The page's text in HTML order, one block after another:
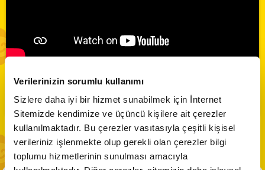
Verilerinizin sorumlu kullanımı
Sizlere daha iyi bir hizmet sunabilmek için İnternet
Sitemizde kendimize ve üçüncü kişilere ait çerezler
kullanılmaktadır. Bu çerezler vasıtasıyla çeşitli kişisel
verileriniz işlenmekte olup gerekli olan çerezler bilgi
toplumu hizmetlerinin sunulması amacıyla
PROGRAMLAR
Maceracı Yüzgeçler
Bi' Adada Bi' Arada
Arı Maya
Çupi
Akika ve Sahara
VİDEO
CANLI YAYIN
Kukuli 🐵 | Paylaşmak Güzeldir
Abone Ol